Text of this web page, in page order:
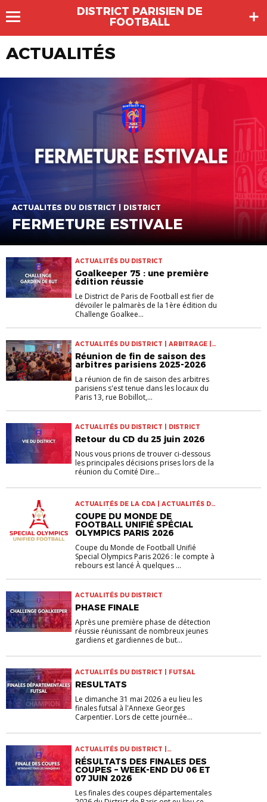
DISTRICT PARISIEN DE
FOOTBALL
ACTUALITÉS
ACTUALITÉS DU DISTRICT | DISTRICT
FERMETURE ESTIVALE
ACTUALITÉS DU DISTRICT
Goalkeeper 75 : une première
édition réussie
Le District de Paris de Football est fier de
dévoiler le palmarès de la 1ère édition du
Challenge Goalkee...
ACTUALITÉS DU DISTRICT | ARBITRAGE |
DISTRICT
Réunion de fin de saison des
arbitres parisiens 2025-2026
La réunion de fin de saison des arbitres
parisiens s'est tenue dans les locaux du
Paris 13, rue Bobillot,...
ACTUALITÉS DU DISTRICT | DISTRICT
Retour du CD du 25 juin 2026
Nous vous prions de trouver ci-dessous
les principales décisions prises lors de la
réunion du Comité Dire...
ACTUALITÉS DE LA CDA | ACTUALITÉS DU
DISTRICT | ARBITRAGE
COUPE DU MONDE DE
FOOTBALL UNIFIÉ SPÉCIAL
OLYMPICS PARIS 2026
Coupe du Monde de Football Unifié
Special Olympics Paris 2026 : le compte à
rebours est lancé À quelques ...
ACTUALITÉS DU DISTRICT
PHASE FINALE
Après une première phase de détection
réussie réunissant de nombreux jeunes
gardiens et gardiennes de but...
ACTUALITÉS DU DISTRICT | FUTSAL
RESULTATS
Le dimanche 31 mai 2026 a eu lieu les
finales futsal à l'Annexe Georges
Carpentier. Lors de cette journée...
ACTUALITÉS DU DISTRICT |
COMPETITIONS
RÉSULTATS DES FINALES DES
COUPES – WEEK-END DU 06 ET
07 JUIN 2026
Les finales des coupes départementales